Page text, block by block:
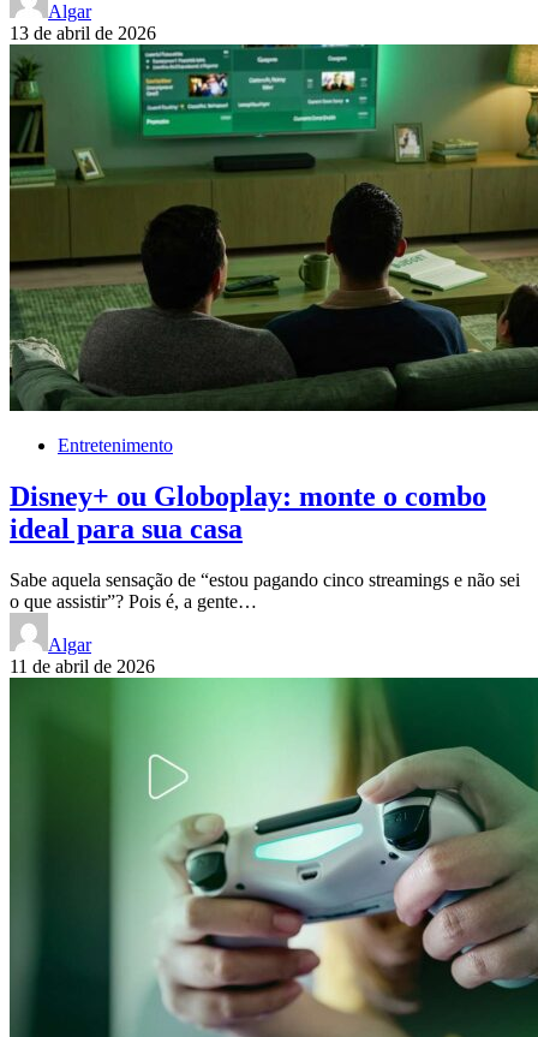
Algar
13 de abril de 2026
Entretenimento
Disney+ ou Globoplay: monte o combo
ideal para sua casa
Sabe aquela sensação de “estou pagando cinco streamings e não sei
o que assistir”? Pois é, a gente…
Algar
11 de abril de 2026